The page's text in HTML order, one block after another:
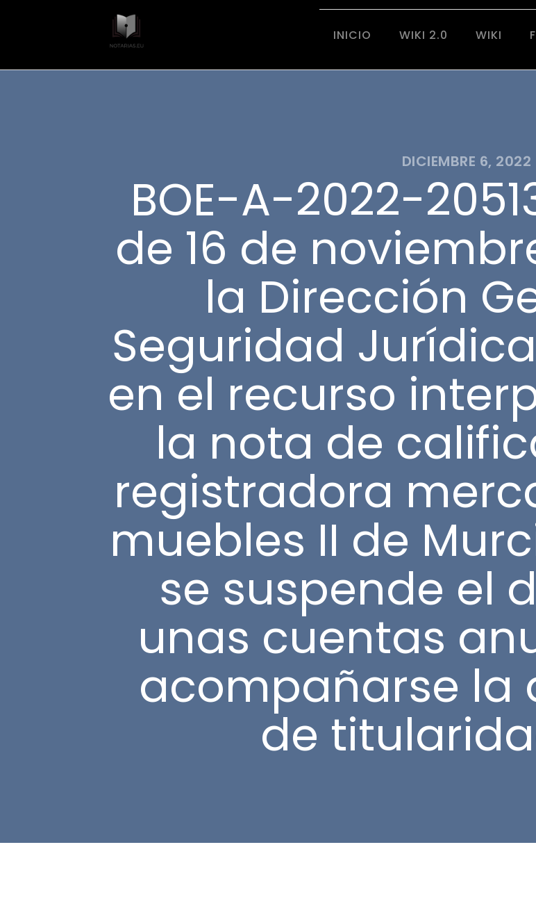
INICIO WIKI 2.0 WIKI
DICIEMBRE 6, 2022
BOE-A-2022-
de 16 de
la Dirección
Seguridad
en el recurso
la nota de
registradora
muebles II de
se suspende el
unas cuentas
acompañarse la
de